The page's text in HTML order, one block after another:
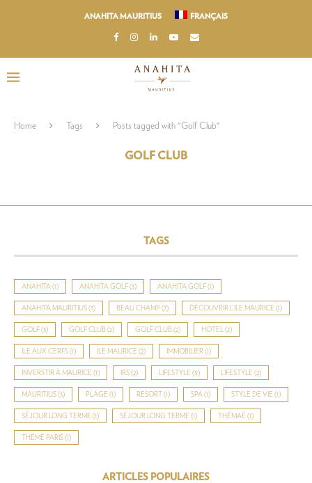
ANAHITA MAURITIUS FRANÇAIS
Home Tags Posts tagged with "Golf Club"
GOLF CLUB
TAGS
ANAHITA (1) ANAHITA GOLF (3) ANAHITA GOLF (1)
ANAHITA MAURITIUS (3) BEAU CHAMP (7) DÉCOUVRIR L’ILE MAURICE (1)
GOLF (3) GOLF CLUB (2) GOLF CLUB (2) HOTEL (2)
ILE AUX CERFS (1) ILE MAURICE (2) IMMOBILIER (1)
INVERSTIR À MAURICE (1) IRS (2) LIFESTYLE (5) LIFESTYLE (2)
MAURITIUS (3) PLAGE (1) RESORT (1) SPA (1) STYLE DE VIE (1)
SÉJOUR LONG TERME (1) SÉJOUR LONG TERME (1) THÉMAÉ (1)
THÉMÉ PARIS (1)
ARTICLES POPULAIRES